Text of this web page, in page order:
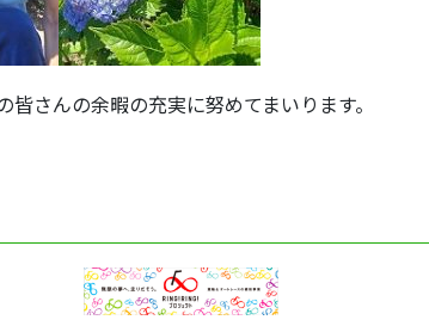
さんの余暇の充実に努めてまいります。